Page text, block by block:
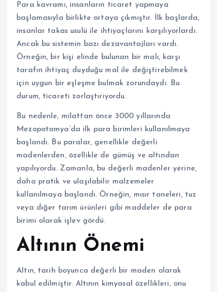
Para kavramı, insanların ticaret yapmaya
başlamasıyla birlikte ortaya çıkmıştır. İlk başlarda,
insanlar takas usulü ile ihtiyaçlarını karşılıyorlardı.
Ancak bu sistemin bazı dezavantajları vardı.
Örneğin, bir kişi elinde bulunan bir malı, karşı
tarafın ihtiyaç duyduğu mal ile değiştirebilmek
için uygun bir eşleşme bulmak zorundaydı. Bu
durum, ticareti zorlaştırıyordu.
Bu nedenle, milattan önce 3000 yıllarında
Mezopotamya’da ilk para birimleri kullanılmaya
başlandı. Bu paralar, genellikle değerli
madenlerden, özellikle de gümüş ve altından
yapılıyordu. Zamanla, bu değerli madenler yerine,
daha pratik ve ulaşılabilir malzemeler
kullanılmaya başlandı. Örneğin, mısır taneleri, tuz
veya diğer tarım ürünleri gibi maddeler de para
birimi olarak işlev gördü.
Altının Önemi
Altın, tarih boyunca değerli bir maden olarak
kabul edilmiştir. Altının kimyasal özellikleri, onu